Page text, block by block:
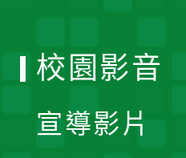
校園影音
宣導影片